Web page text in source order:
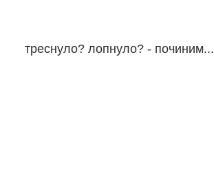
треснуло? лопнуло? -